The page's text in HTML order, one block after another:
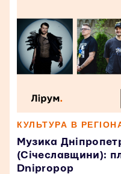
КУЛЬТУРА В
Музика
(Січеславщини):
Dnipropop